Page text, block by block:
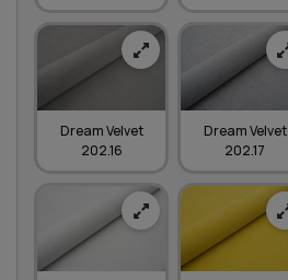
Dream Velvet
202.16
Dream Velvet
202.17